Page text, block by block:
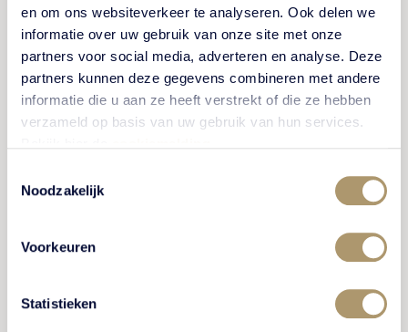
en om ons websiteverkeer te analyseren. Ook delen we
informatie over uw gebruik van onze site met onze
partners voor social media, adverteren en analyse. Deze
partners kunnen deze gegevens combineren met andere
informatie die u aan ze heeft verstrekt of die ze hebben
verzameld op basis van uw gebruik van hun services.
Noodzakelijk
Voorkeuren
Statistieken
Wisseling van de wacht
Er vindt een bijzondere wissel van de wacht plaats
Bernhard Baan en Desmond Ruitenbeek.